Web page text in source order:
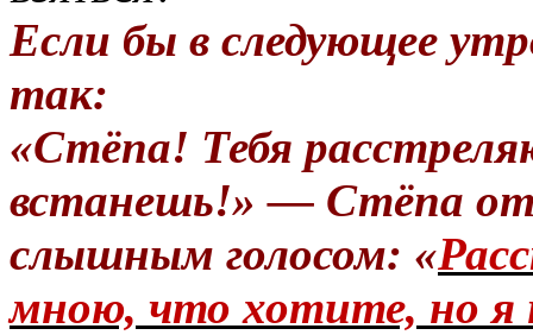
Если бы в следующее
так:
«Стёпа! Тебя
встанешь!» — Стёпа
слышным голосом: «
мною, что хотите, но я